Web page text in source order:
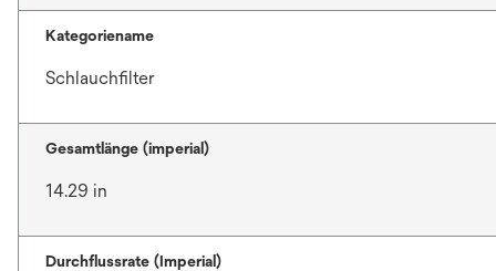
Kategoriename
Schlauchfilter
Gesamtlänge (imperial)
14.29 in
Durchflussrate (Imperial)